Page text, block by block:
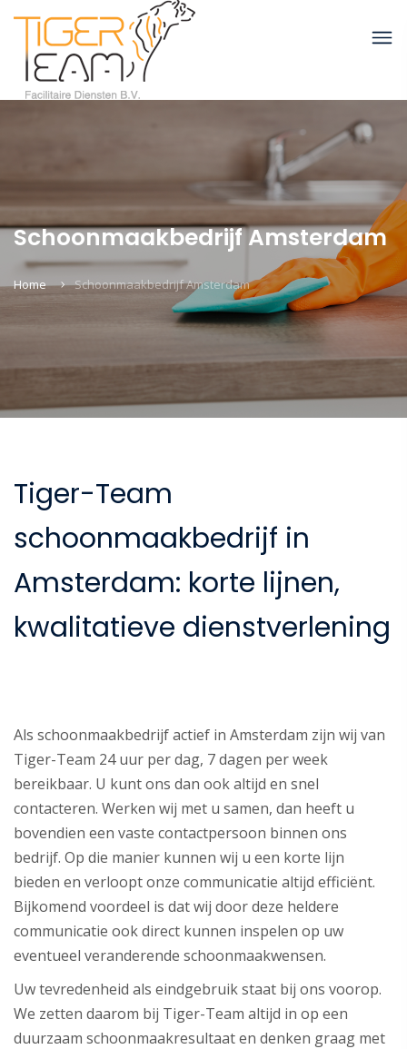
Schoonmaakbedrijf Amsterdam
Home Schoonmaakbedrijf Amsterdam
Tiger-Team
schoonmaakbedrijf in
Amsterdam: korte lijnen,
kwalitatieve dienstverlening
Als schoonmaakbedrijf actief in Amsterdam zijn wij van
Tiger-Team 24 uur per dag, 7 dagen per week
bereikbaar. U kunt ons dan ook altijd en snel
contacteren. Werken wij met u samen, dan heeft u
bovendien een vaste contactpersoon binnen ons
bedrijf. Op die manier kunnen wij u een korte lijn
bieden en verloopt onze communicatie altijd efficiënt.
Bijkomend voordeel is dat wij door deze heldere
communicatie ook direct kunnen inspelen op uw
eventueel veranderende schoonmaakwensen.
Uw tevredenheid als eindgebruik staat bij ons voorop.
We zetten daarom bij Tiger-Team altijd in op een
duurzaam schoonmaakresultaat en denken graag met